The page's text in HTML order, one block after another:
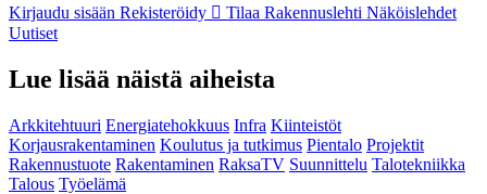
Kirjaudu sisään Rekisteröidy Tilaa Rakennuslehti Näköislehdet
Uutiset
Lue lisää näistä aiheista
Arkkitehtuuri Energiatehokkuus Infra Kiinteistöt
Korjausrakentaminen Koulutus ja tutkimus Pientalo Projektit
Rakennustuote Rakentaminen RaksaTV Suunnittelu Talotekniikka
Talous Työelämä